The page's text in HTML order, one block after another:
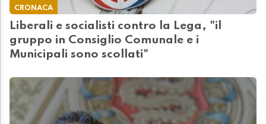
CRONACA
Liberali e socialisti contro la Lega, "il
gruppo in Consiglio Comunale e i
Municipali sono scollati"